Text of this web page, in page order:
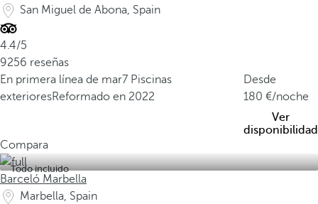
San Miguel de Abona, Spain
4.4/5
9256 reseñas
En primera línea de mar7 Piscinas
exterioresReformado en 2022
Desde
180
/noche
Ver
disponibilidad
Compara
Todo incluido
Barceló Marbella
Marbella, Spain